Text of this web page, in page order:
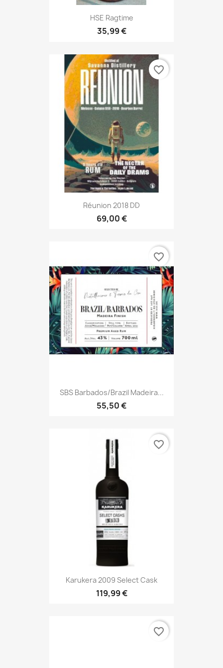
HSE Ragtime
35,99 €
Réunion 2018 DD
69,00 €
favorite_border
SBS Barbados/Brazil Madeira...
55,50 €
favorite_border
Karukera 2009 Select Cask
119,99 €
favorite_border
favorite_border